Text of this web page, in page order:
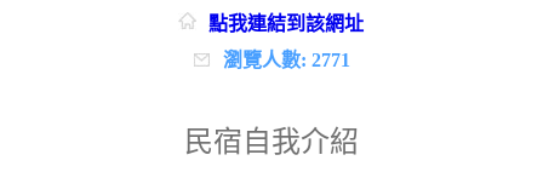
點我連結到該網址
瀏覽人數: 2771
民宿自我介紹